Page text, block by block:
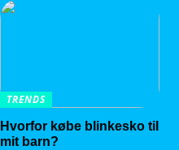
TRENDS
Hvorfor købe blinkesko til
mit barn?